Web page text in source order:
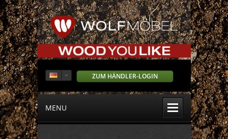
ZUM HÄNDLER-LOGIN
MENU